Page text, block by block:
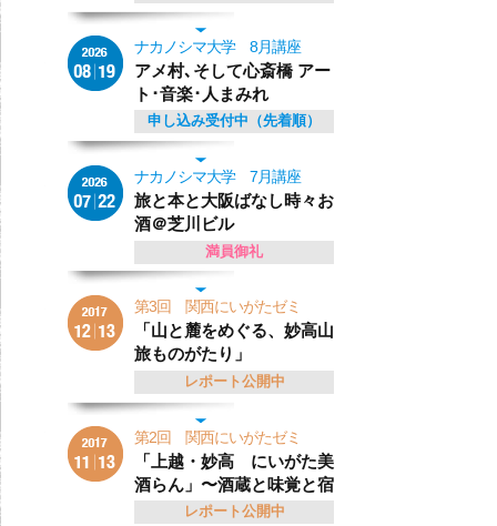
ナカノシマ大学 8月講座
アメ村､そして心斎橋 アー
ト･音楽･人まみれ
申し込み受付中（先着順）
ナカノシマ大学 7月講座
旅と本と大阪ばなし時々お
酒＠芝川ビル
満員御礼
第3回 関西にいがたゼミ
「山と麓をめぐる、妙高山
旅ものがたり」
レポート公開中
第2回 関西にいがたゼミ
「上越・妙高 にいがた美
酒らん」〜酒蔵と味覚と宿
レポート公開中